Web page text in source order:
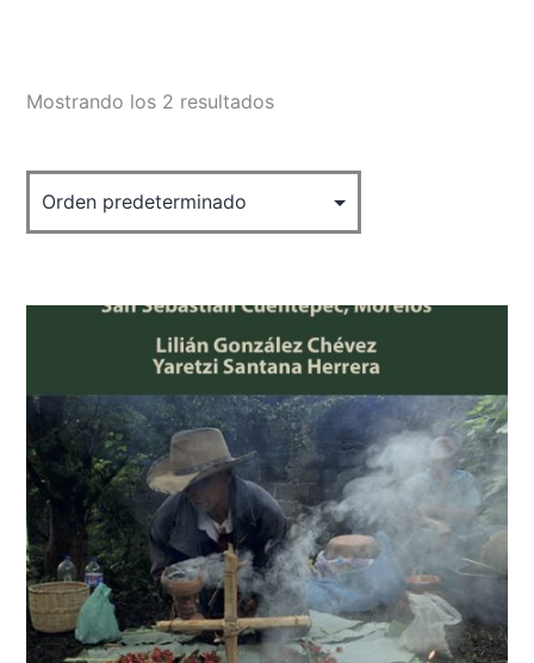
Mostrando los 2 resultados